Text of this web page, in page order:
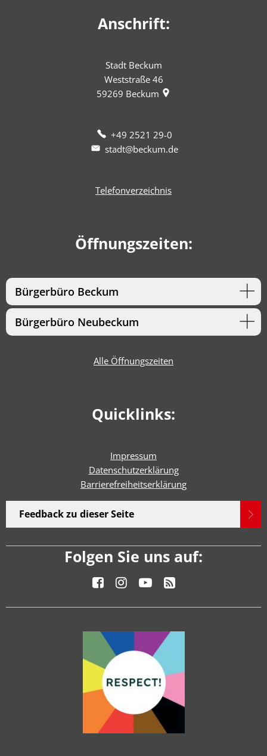
Anschrift:
Stadt Beckum
Weststraße 46
59269 Beckum
+49 2521 29-0
stadt@beckum.de
Telefonverzeichnis
Öffnungszeiten:
Bürgerbüro Beckum
Bürgerbüro Neubeckum
Alle Öffnungszeiten
Quicklinks:
Impressum
Datenschutzerklärung
Barrierefreiheitserklärung
Feedback zu dieser Seite
Folgen Sie uns auf: